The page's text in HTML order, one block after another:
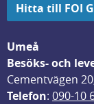
Hitta till FOI
Umeå
Besöks- och
Cementvägen
Telefon: 090-10